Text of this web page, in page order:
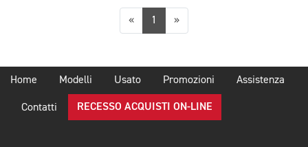
«Precedente
1 »Successiva
Home Modelli Usato Promozioni Assistenza
Contatti RECESSO ACQUISTI ON-LINE